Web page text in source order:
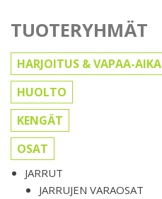
TUOTERYHMÄT
HARJOITUS & VAPAA-AIKA
HUOLTO
KENGÄT
OSAT
JARRUT
JARRUJEN VARAOSAT